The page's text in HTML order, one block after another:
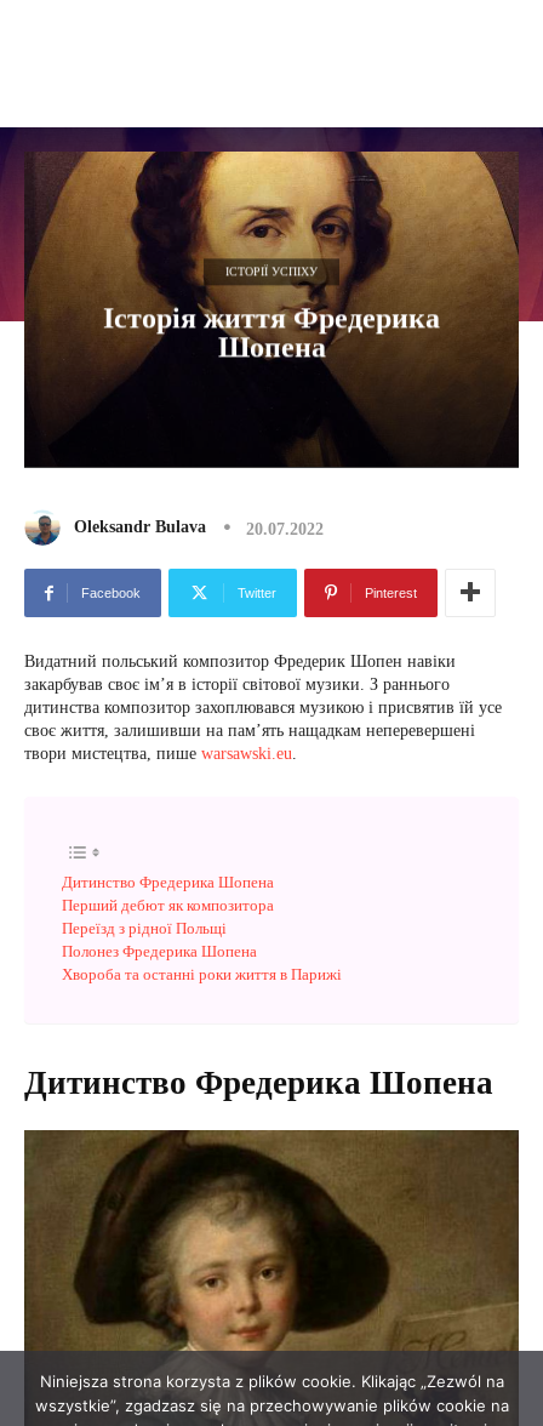
Niniejsza strona korzysta z plików cookie. Klikając „Zezwól na
wszystkie”, zgadzasz się na przechowywanie plików cookie na